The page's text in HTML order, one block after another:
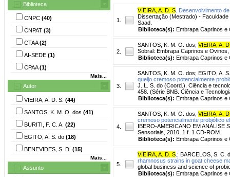
Biblioteca
CNPC (40)
CNPAT (3)
CTAA(2)
AI-SEDE (1)
CPAA(1)
Mais...
Autor
VIEIRA, A. D. S. (44)
SANTOS, K. M. O. dos (41)
BURITI, F. C. A. (22)
EGITO, A. S. do (18)
BENEVIDES, S. D. (15)
Mais...
Assunto
1.
VIEIRA, A. D. S Desenvolvimento
Dissertação (Mestrado) -
Saad.
Biblioteca(s): Embrapa Caprinos e
2.
SANTOS, K. M. O. dos; VIEIRA, A.
Sobral: Embrapa Caprinos e
Biblioteca(s): Embrapa Caprinos e
3.
SANTOS, K. M. O. dos; EGITO, A.
queijo cremoso potencialmente
J. L. S. do (Coord.). Ciência e
458. (Série BNB. Ciência e
Biblioteca(s): Embrapa Caprinos e
4.
SANTOS, K. M. O. dos; VIEIRA, A.
cremoso potencialmente probiótico
IBERO-AMERICANO EM ANÁLISE
Sensoriais, 2010. 1 f. 1 CD-ROM.
Biblioteca(s): Embrapa Caprinos e
5.
VIEIRA, A. D. S ; BARCELOS, S. C.
rhamnosus strains in goat cheese
global business and science of
Biblioteca(s): Embrapa Caprinos e